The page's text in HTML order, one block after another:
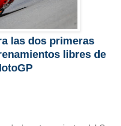
las dos primeras
libres de